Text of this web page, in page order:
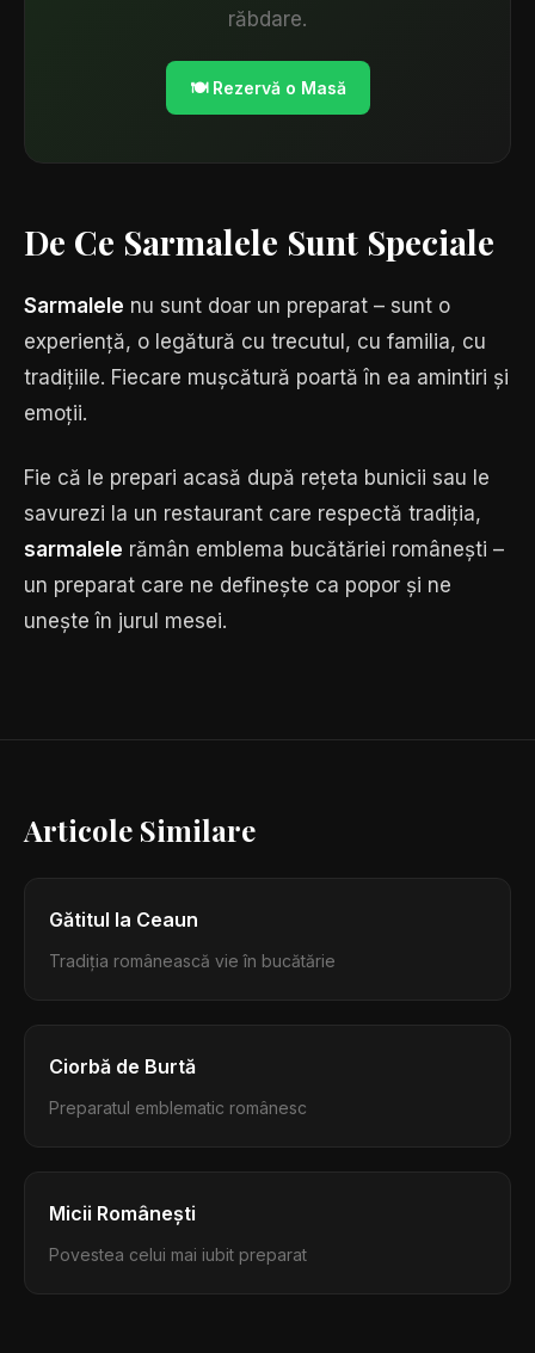
răbdare.
🍽️ Rezervă o Masă
De Ce Sarmalele Sunt Speciale
Sarmalele nu sunt doar un preparat – sunt o
experiență, o legătură cu trecutul, cu familia, cu
tradițiile. Fiecare mușcătură poartă în ea amintiri și
emoții.
Fie că le prepari acasă după rețeta bunicii sau le
savurezi la un restaurant care respectă tradiția,
sarmalele rămân emblema bucătăriei românești –
un preparat care ne definește ca popor și ne
unește în jurul mesei.
Articole Similare
Gătitul la Ceaun
Tradiția românească vie în bucătărie
Ciorbă de Burtă
Preparatul emblematic românesc
Micii Românești
Povestea celui mai iubit preparat